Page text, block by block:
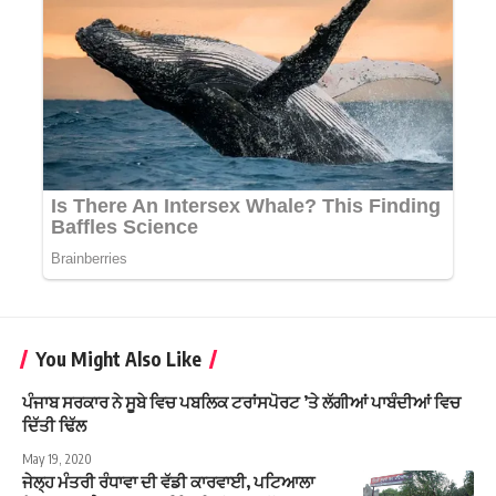
You Might Also Like
ਪੰਜਾਬ ਸਰਕਾਰ ਨੇ ਸੂਬੇ ਵਿਚ ਪਬਲਿਕ ਟਰਾਂਸਪੋਰਟ ’ਤੇ ਲੱਗੀਆਂ ਪਾਬੰਦੀਆਂ ਵਿਚ
ਦਿੱਤੀ ਢਿੱਲ
May 19, 2020
ਜੇਲ੍ਹ ਮੰਤਰੀ ਰੰਧਾਵਾ ਦੀ ਵੱਡੀ ਕਾਰਵਾਈ, ਪਟਿਆਲਾ